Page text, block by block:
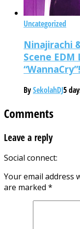
Uncategorized
Ninajirachi
Scene
“WannaCry”!
BySekolahDJ5
Comments
Leave a reply
Social connect:
Your email address
are marked *